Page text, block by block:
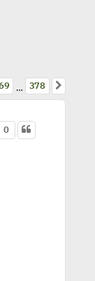
… 378
0